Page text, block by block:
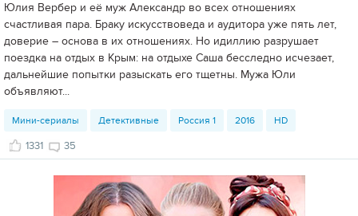
Юлия Вербер и её муж Александр во всех отношениях
счастливая пара. Браку искусствоведа и аудитора уже пять лет,
доверие – основа в их отношениях. Но идиллию разрушает
поездка на отдых в Крым: на отдыхе Саша бесследно исчезает,
дальнейшие попытки разыскать его тщетны. Мужа Юли
объявляют...
Мини-сериалы Детективные Россия 1 2016 HD
1331 35